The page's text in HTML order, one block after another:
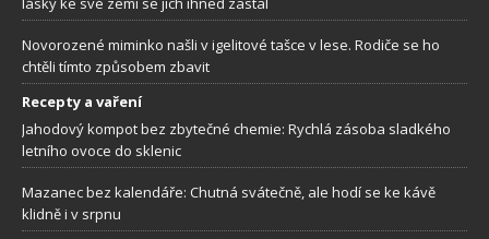
Novorozené miminko našli v igelitové tašce v lese. Rodiče se ho
chtěli tímto způsobem zbavit
Recepty a vaření
Jahodový kompot bez zbytečné chemie: Rychlá zásoba sladkého
letního ovoce do sklenic
Mazanec bez kalendáře: Chutná svátečně, ale hodí se ke kávě
klidně i v srpnu